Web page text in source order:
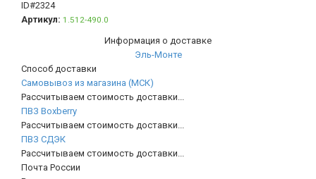
ID#2324
Артикул: 1.512-490.0
Информация о доставке
Эль-Монте
Способ доставки
Самовывоз из магазина (МСК)
Рассчитываем стоимость доставки...
ПВЗ Boxberry
Рассчитываем стоимость доставки...
ПВЗ СДЭК
Рассчитываем стоимость доставки...
Почта России